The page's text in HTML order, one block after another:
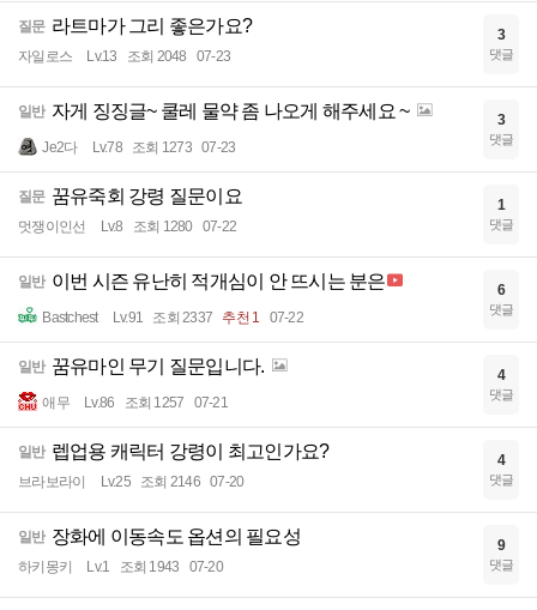
질문 라트마가 그리 좋은가요?
자일로스 Lv.13 조회 2048 07-23
3
댓글
일반 자게 징징글~ 쿨레 물약 좀 나오게 해주세요 ~
Je2다 Lv.78 조회 1273 07-23
3
댓글
질문 꿈유죽회 강령 질문이요
멋쟁이인선 Lv.8 조회 1280 07-22
1
댓글
일반 이번 시즌 유난히 적개심이 안 뜨시는 분은
Bastchest Lv.91 조회 2337 추천 1 07-22
6
댓글
일반 꿈유마인 무기 질문입니다.
애무 Lv.86 조회 1257 07-21
4
댓글
일반 렙업용 캐릭터 강령이 최고인가요?
브라보라이 Lv.25 조회 2146 07-20
4
댓글
일반 장화에 이동속도 옵션의 필요성
하키몽키 Lv.1 조회 1943 07-20
9
댓글